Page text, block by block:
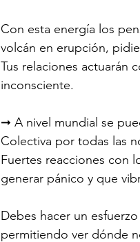
Con esta energía los
volcán en erupción,
Tus relaciones actuarán
inconsciente.
➞ A nivel mundial se
Colectiva por todas las
Fuertes reacciones con
generar pánico y que
Debes hacer un
permitiendo ver dónde